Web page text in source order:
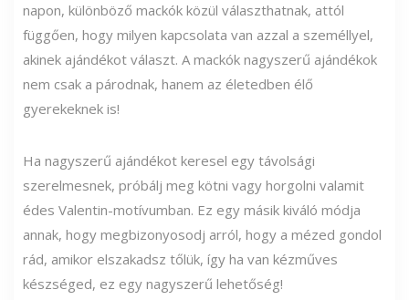
napon, különböző mackók közül választhatnak, attól
függően, hogy milyen kapcsolata van azzal a személlyel,
akinek ajándékot választ. A mackók nagyszerű ajándékok
nem csak a párodnak, hanem az életedben élő
gyerekeknek is!
Ha nagyszerű ajándékot keresel egy távolsági
szerelmesnek, próbálj meg kötni vagy horgolni valamit
édes Valentin-motívumban. Ez egy másik kiváló módja
annak, hogy megbizonyosodj arról, hogy a mézed gondol
rád, amikor elszakadsz tőlük, így ha van kézműves
készséged, ez egy nagyszerű lehetőség!